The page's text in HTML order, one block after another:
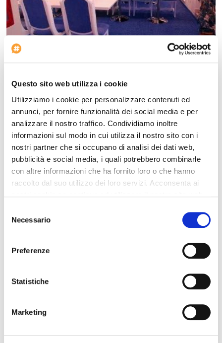
Questo sito web utilizza i cookie
Utilizziamo i cookie per personalizzare contenuti ed
annunci, per fornire funzionalità dei social media e per
analizzare il nostro traffico. Condividiamo inoltre
informazioni sul modo in cui utilizza il nostro sito con i
nostri partner che si occupano di analisi dei dati web,
pubblicità e social media, i quali potrebbero combinarle
con altre informazioni che ha fornito loro o che hanno
raccolto dal suo utilizzo dei loro servizi. Acconsenta ai
delNecessario
Preferenze
Statistiche
Marketing
Photo Grand Hotel BRASOV